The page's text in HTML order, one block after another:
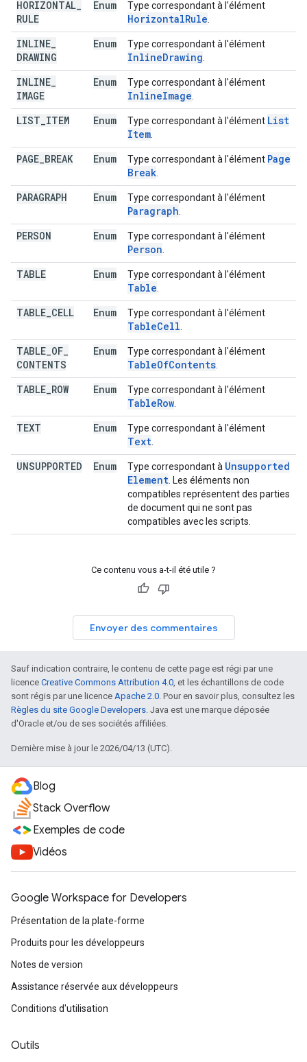
HORIZONTAL
RULE
Enum Type correspondant à l'élément
HorizontalRule
INLINE
DRAWING
Enum Type correspondant à l'élément
InlineDrawing
INLINE
IMAGE
Enum Type correspondant à l'élément
InlineImage
LIST ITEM Enum Type correspondant à l'élément List
Item
PAGE BREAK Enum Type correspondant à l'élément Page
Break
PARAGRAPH Enum Type correspondant à l'élément
Paragraph
PERSON Enum Type correspondant à l'élément
Person
TABLE Enum Type correspondant à l'élément
Table
TABLE CELL Enum Type correspondant à l'élément
TableCell
TABLE OF
CONTENTS
Enum Type correspondant à l'élément
TableOfContents
TABLE ROW Enum Type correspondant à l'élément
TableRow
TEXT Enum Type correspondant à l'élément
Text
UNSUPPORTED Enum Type correspondant à Unsupported
Element . Les éléments non
compatibles représentent des parties
de document qui ne sont pas
compatibles avec les scripts.
Ce contenu vous a-t-il été utile ?
Envoyer des commentaires
Sauf indication contraire, le contenu de cette page est régi par une
licence Creative Commons Attribution 4.0, et les échantillons de code
sont régis par une licence Apache 2.0. Pour en savoir plus, consultez les
Règles du site Google Developers. Java est une marque déposée
d'Oracle et/ou de ses sociétés affiliées.
Dernière mise à jour le 2026/04/13 (UTC).
Blog
Stack Overflow
Exemples de code
Vidéos
Google Workspace for Developers
Présentation de la plate-forme
Produits pour les développeurs
Notes de version
Assistance réservée aux développeurs
Conditions d'utilisation
Outils